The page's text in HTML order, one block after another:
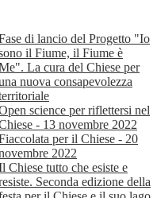
di lancio del Progetto "Io
il Fiume, il Fiume è
La cura del Chiese per
nuova consapevolezza
science per riflettersi nel
- 13 novembre 2022
per il Chiese - 20
2022
Chiese tutto che esiste e
Seconda edizione della